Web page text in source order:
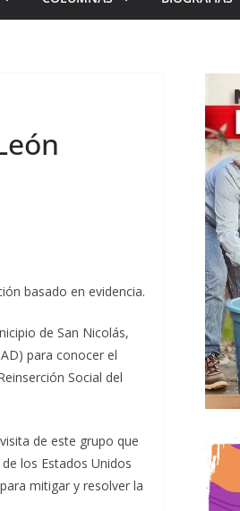
basado en evidencia.
de San Nicolás,
para conocer el
Social del
de este grupo que
los Estados Unidos
mitigar y resolver la